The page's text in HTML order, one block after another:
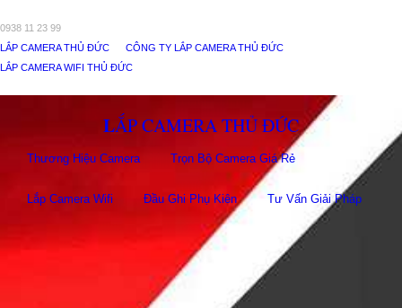
0938 11 23 99
LẮP CAMERA THỦ ĐỨC
CÔNG TY LẮP CAMERA THỦ ĐỨC
LẮP CAMERA WIFI THỦ ĐỨC
LẮP CAMERA THỦ ĐỨC
Thương Hiệu Camera Trọn Bộ Camera Giá Rẻ
Lắp Camera Wifi Đầu Ghi Phụ Kiên Tư Vấn Giải Pháp